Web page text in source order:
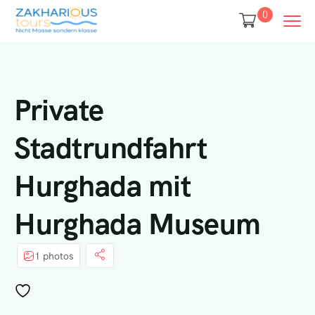
0
Private
Stadtrundfahrt
Hurghada mit
Hurghada Museum
1 photos